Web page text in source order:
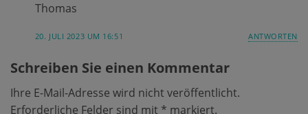
Thomas
20. JULI 2023 UM 16:51 ANTWORTEN
Schreiben Sie einen Kommentar
Ihre E-Mail-Adresse wird nicht veröffentlicht.
Erforderliche Felder sind mit * markiert.